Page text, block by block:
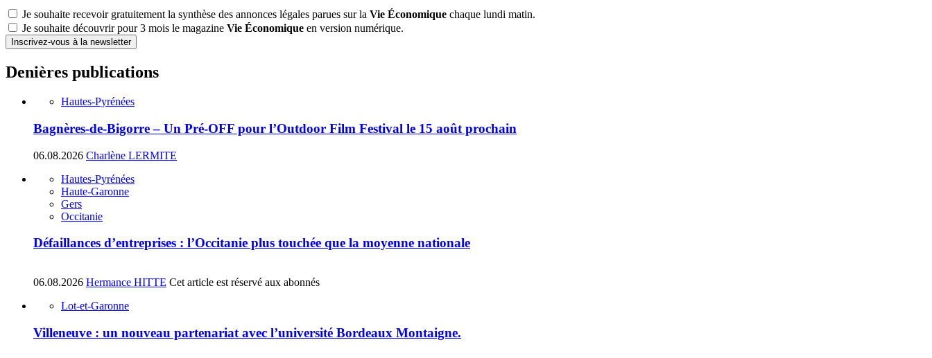
Je souhaite recevoir gratuitement la synthèse des annonces légales parues sur la Vie Économique chaque lundi matin.
Je souhaite découvrir pour 3 mois le magazine Vie Économique en version numérique.
Inscrivez-vous à la newsletter
Denières publications
Hautes-Pyrénées
Bagnères-de-Bigorre – Un Pré-OFF pour l’Outdoor Film Festival le 15 août prochain
06.08.2026 Charlène LERMITE
Hautes-Pyrénées
Haute-Garonne
Gers
Occitanie
Défaillances d’entreprises : l’Occitanie plus touchée que la moyenne nationale
06.08.2026 Hermance HITTE Cet article est réservé aux abonnés
Lot-et-Garonne
Villeneuve : un nouveau partenariat avec l’université Bordeaux Montaigne.